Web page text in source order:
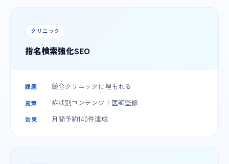
クリニック
指名検索強化SEO
課題 競合クリニックに埋もれる
施策 症状別コンテンツ+医師監修
効果 月間予約140件達成